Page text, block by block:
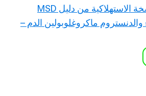
ماكروغلوبولين الدم –